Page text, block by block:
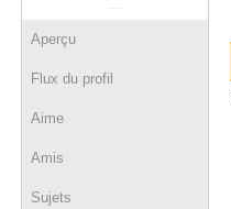
Aperçu
Flux du profil
Aime
Amis
Sujets